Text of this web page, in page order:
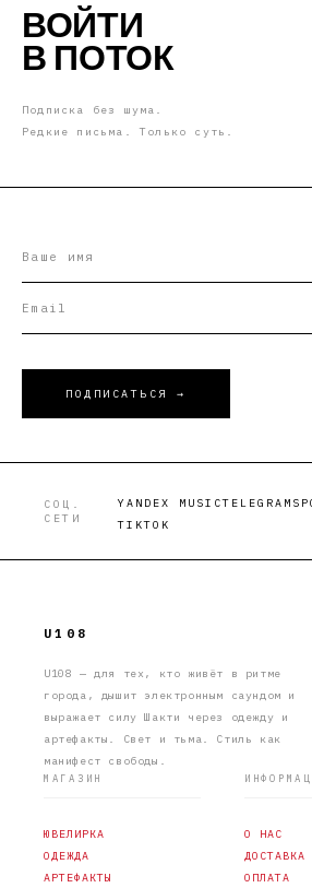
ВОЙТИ
В ПОТОК
Подписка без шума.
Редкие письма. Только суть.
ПОДПИСАТЬСЯ →
СОЦ.
СЕТИ
YANDEX MUSICTELEGRAM
TIKTOK
U108
U108 — для тех, кто живёт в ритме
города, дышит электронным саундом и
выражает силу Шакти через одежду и
артефакты. Свет и тьма. Стиль как
манифест свободы.
МАГАЗИН
ЮВЕЛИРКА
ОДЕЖДА
АРТЕФАКТЫ
О НАС
ДОСТАВКА
ОПЛАТА